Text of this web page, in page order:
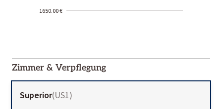
1650.00 €
01-02
Zimmer & Verpflegung
Superior(US1)